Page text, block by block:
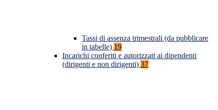
Tassi di assenza trimestrali (da pubblicare
in tabelle) 19
Incarichi conferiti e autorizzati ai dipendenti
(dirigenti e non dirigenti) 37